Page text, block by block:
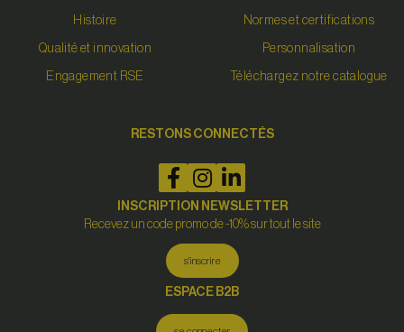
Histoire
Qualité et innovation
Engagement RSE
Normes et certifications
Personnalisation
Téléchargez notre catalogue
RESTONS CONNECTÉS
INSCRIPTION NEWSLETTER
Recevez un code promo de -10% sur tout le site
s'inscrire
ESPACE B2B